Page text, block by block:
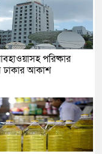
পরিষ্কার
ঢাকার আকাশ